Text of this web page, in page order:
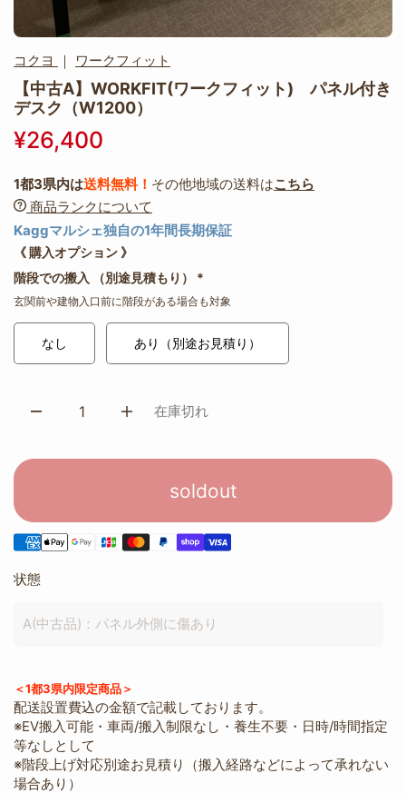
コクヨ ｜ ワークフィット
【中古A】WORKFIT(ワークフィット) パネル付き
デスク（W1200）
¥26,400
1都3県内は送料無料！ その他地域の送料はこちら
商品ランクについて
Kaggマルシェ独自の1年間長期保証
《 購入オプション 》
階段での搬入 （別途見積もり） *
玄関前や建物入口前に階段がある場合も対象
なし あり（別途お見積り）
在庫切れ
soldout
状態
A(中古品)：パネル外側に傷あり
＜1都3県内限定商品＞
配送設置費込の金額で記載しております。
※EV搬入可能・車両/搬入制限なし・養生不要・日時/時間指定
等なしとして
※階段上げ対応別途お見積り（搬入経路などによって承れない
場合あり）